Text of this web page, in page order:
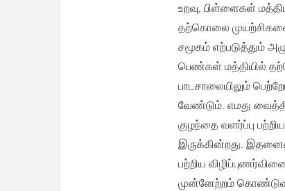
உறவு, பிள்ளைகள்
தற்கொலை
சமூகம் எற்படுத்தும்
பெண்கள் மத்தியில்
பாடசாலையிலும்
வேண்டும். எமது
குழந்தை வளர்ப்பு
இருக்கின்றது.
பற்றிய
முன்னேற்றம்